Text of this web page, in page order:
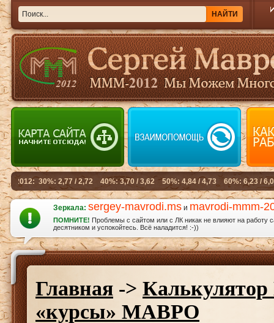
Зеркала: sergey-mavrodi.ms и mavrodi-mmm-
ПОМНИТЕ! Проблемы с сайтом или с ЛК никак не влияют на работу
десятником и успокойтесь. Всё наладится! :-))
Главная ->
«курсы» МАВРО